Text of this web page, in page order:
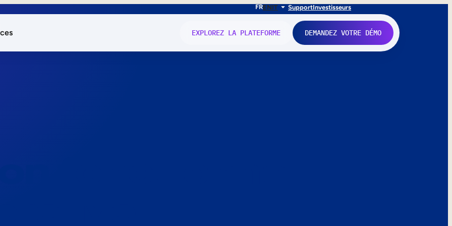
FRENIT SupportInvestisseurs
EXPLOREZ LA PLATEFORME DEMANDEZ VOTRE DÉMO